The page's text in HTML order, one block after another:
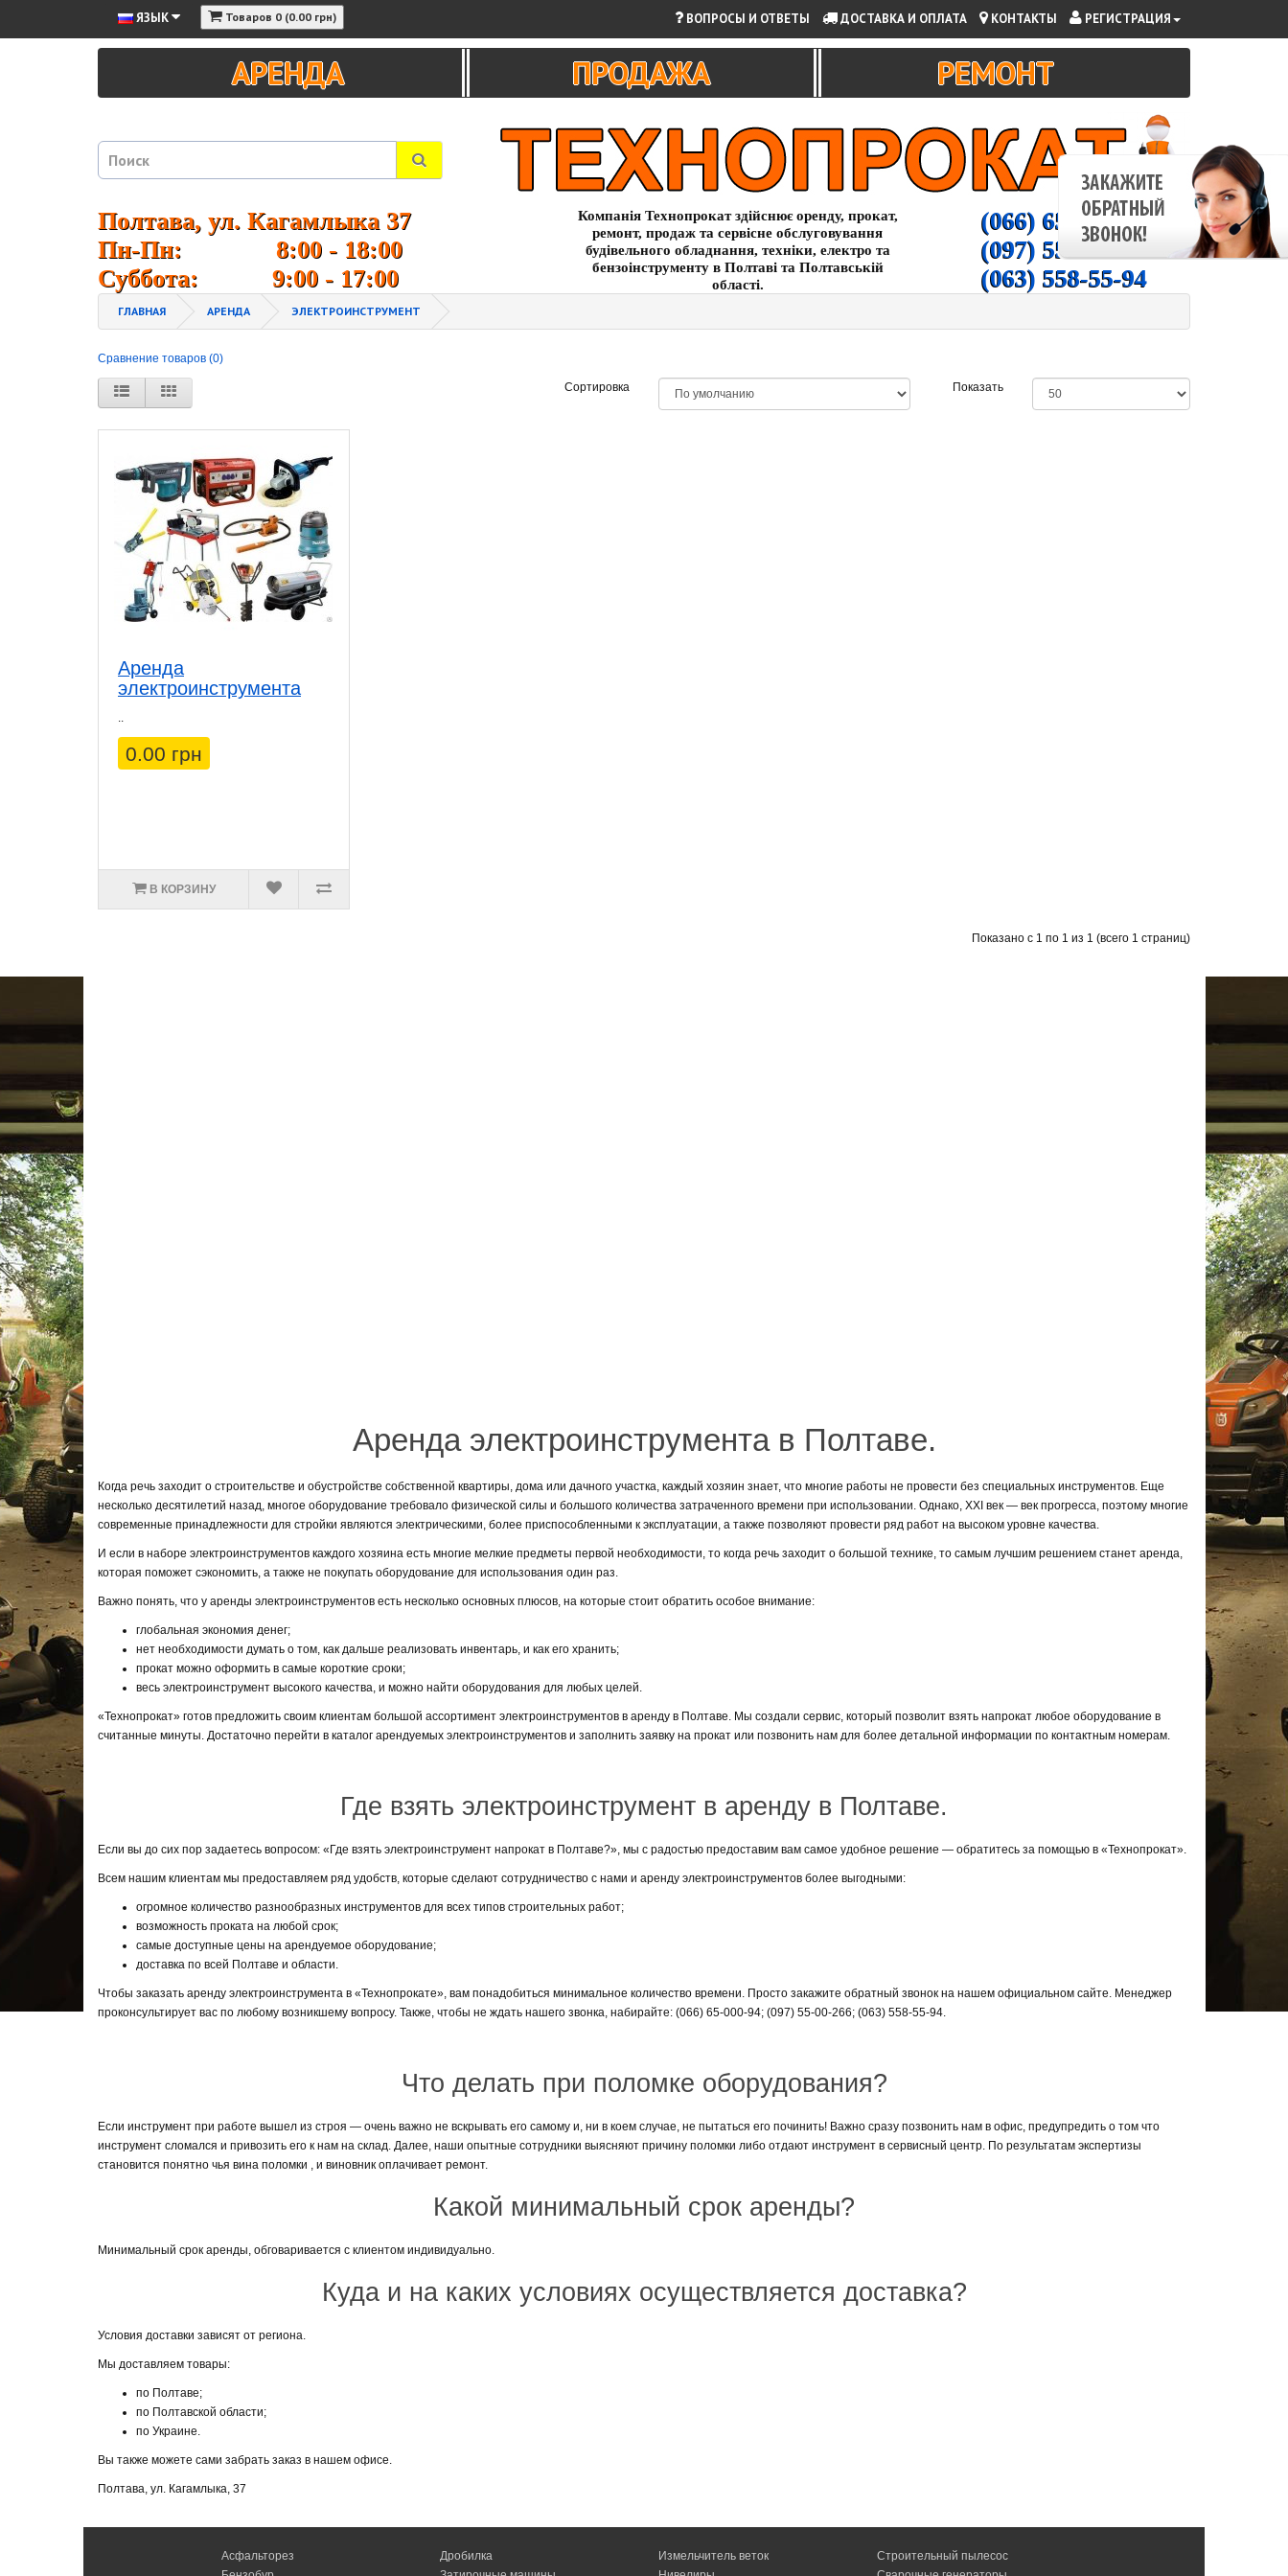
ЯЗЫК Товаров 0 (0.00 грн) ВОПРОСЫ И ОТВЕТЫ ДОСТАВКА И ОПЛАТА КОНТАКТЫ РЕГИСТРАЦИЯ
АРЕНДА ПРОДАЖА РЕМОНТ
Полтава, ул. Кагамлыка 37
Пн-Пн: 8:00 - 18:00
Суббота: 9:00 - 17:00
Компанія Технопрокат здійснює оренду, прокат,
ремонт, продаж та сервісне обслуговування
будівельного обладнання, техніки, електро та
бензоінструменту в Полтаві та Полтавській
області.
(066) 65-000-94
(097) 55-00-266
(063) 558-55-94
ГЛАВНАЯ АРЕНДА ЭЛЕКТРОИНСТРУМЕНТ
Сравнение товаров (0)
Сортировка Показать
Аренда
электроинструмента
..
0.00 грн
В КОРЗИНУ
Показано с 1 по 1 из 1 (всего 1 страниц)
Аренда электроинструмента в Полтаве.
Когда речь заходит о строительстве и обустройстве собственной квартиры, дома или дачного участка, каждый хозяин знает, что многие работы не провести без специальных инструментов. Еще
несколько десятилетий назад, многое оборудование требовало физической силы и большого количества затраченного времени при использовании. Однако, XXI век — век прогресса, поэтому многие
современные принадлежности для стройки являются электрическими, более приспособленными к эксплуатации, а также позволяют провести ряд работ на высоком уровне качества.
И если в наборе электроинструментов каждого хозяина есть многие мелкие предметы первой необходимости, то когда речь заходит о большой технике, то самым лучшим решением станет аренда,
которая поможет сэкономить, а также не покупать оборудование для использования один раз.
Важно понять, что у аренды электроинструментов есть несколько основных плюсов, на которые стоит обратить особое внимание:
глобальная экономия денег;
нет необходимости думать о том, как дальше реализовать инвентарь, и как его хранить;
прокат можно оформить в самые короткие сроки;
весь электроинструмент высокого качества, и можно найти оборудования для любых целей.
«Технопрокат» готов предложить своим клиентам большой ассортимент электроинструментов в аренду в Полтаве. Мы создали сервис, который позволит взять напрокат любое оборудование в
считанные минуты. Достаточно перейти в каталог арендуемых электроинструментов и заполнить заявку на прокат или позвонить нам для более детальной информации по контактным номерам.
Где взять электроинструмент в аренду в Полтаве.
Если вы до сих пор задаетесь вопросом: «Где взять электроинструмент напрокат в Полтаве?», мы с радостью предоставим вам самое удобное решение — обратитесь за помощью в «Технопрокат».
Всем нашим клиентам мы предоставляем ряд удобств, которые сделают сотрудничество с нами и аренду электроинструментов более выгодными:
огромное количество разнообразных инструментов для всех типов строительных работ;
возможность проката на любой срок;
самые доступные цены на арендуемое оборудование;
доставка по всей Полтаве и области.
Чтобы заказать аренду электроинструмента в «Технопрокате», вам понадобиться минимальное количество времени. Просто закажите обратный звонок на нашем официальном сайте. Менеджер
проконсультирует вас по любому возникшему вопросу. Также, чтобы не ждать нашего звонка, набирайте: (066) 65-000-94; (097) 55-00-266; (063) 558-55-94.
Что делать при поломке оборудования?
Если инструмент при работе вышел из строя — очень важно не вскрывать его самому и, ни в коем случае, не пытаться его починить! Важно сразу позвонить нам в офис, предупредить о том что
инструмент сломался и привозить его к нам на склад. Далее, наши опытные сотрудники выясняют причину поломки либо отдают инструмент в сервисный центр. По результатам экспертизы
становится понятно чья вина поломки , и виновник оплачивает ремонт.
Какой минимальный срок аренды?
Минимальный срок аренды, обговаривается с клиентом индивидуально.
Куда и на каких условиях осуществляется доставка?
Условия доставки зависят от региона.
Мы доставляем товары:
по Полтаве;
по Полтавской области;
по Украине.
Вы также можете сами забрать заказ в нашем офисе.
Полтава, ул. Кагамлыка, 37
Асфальторез
Дробилка
Измельчитель веток
Строительный пылесос